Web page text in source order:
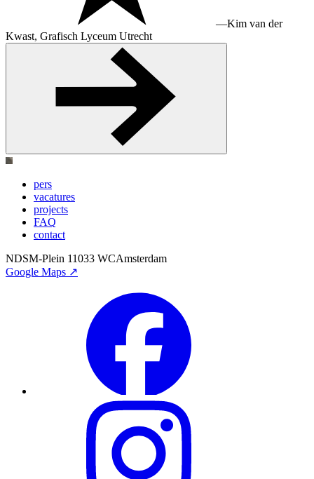
—Kim van der
Kwast, Grafisch Lyceum Utrecht
pers
vacatures
projects
FAQ
contact
NDSM-Plein 11033 WCAmsterdam
Google Maps ↗